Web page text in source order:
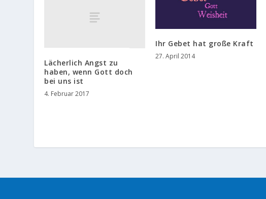
Lächerlich Angst zu
haben, wenn Gott doch
bei uns ist
4. Februar 2017
Ihr Gebet hat große Kraft
27. April 2014